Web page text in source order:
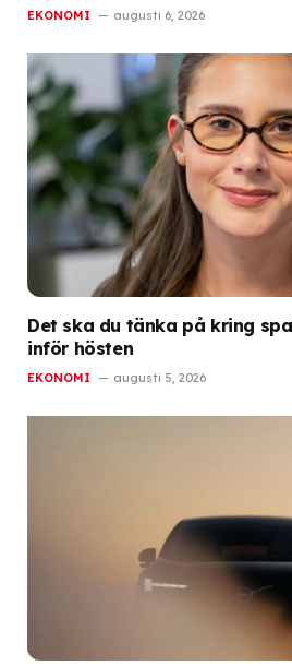
EKONOMI augusti 6, 2026
Det ska du tänka på kring
inför hösten
EKONOMI augusti 5, 2026